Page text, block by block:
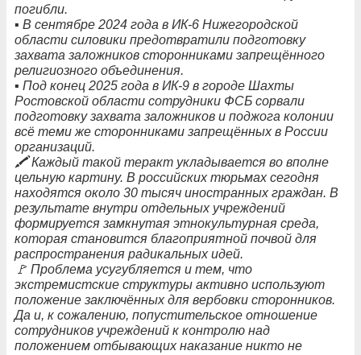
погибли.
▪️ В сентябре 2024 года в ИК-6 Нижегородской
области силовики предотвратили подготовку
захвата заложников сторонниками запрещённого
религиозного объединения.
▪️ Под конец 2025 года в ИК-9 в городе Шахты
Ростовской области сотрудники ФСБ сорвали
подготовку захвата заложников и поджога колонии
всё теми же сторонниками запрещённых в России
организаций.
🖍 Каждый такой теракт укладывается во вполне
цельную картину. В российских тюрьмах сегодня
находятся около 30 тысяч иностранных граждан. В
результате внутри отдельных учреждений
формируется замкнутая этнокультурная среда,
которая становится благоприятной почвой для
распространения радикальных идей.
🚩 Проблема усугубляется и тем, что
экстремистские структуры активно используют
положение заключённых для вербовки сторонников.
Да и, к сожалению, попустительское отношение
сотрудников учреждений к контролю над
положением отбывающих наказание никто не